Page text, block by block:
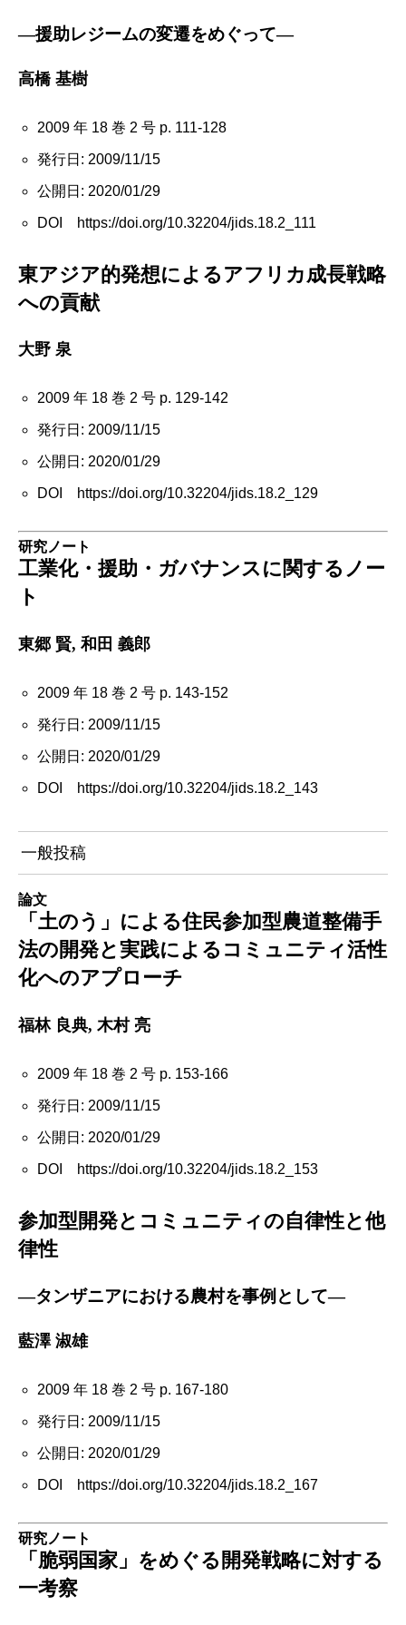
―援助レジームの変遷をめぐって―
高橋 基樹
2009 年 18 巻 2 号 p. 111-128
発行日: 2009/11/15
公開日: 2020/01/29
DOI https://doi.org/10.32204/jids.18.2_111
東アジア的発想によるアフリカ成長戦略
への貢献
大野 泉
2009 年 18 巻 2 号 p. 129-142
発行日: 2009/11/15
公開日: 2020/01/29
DOI https://doi.org/10.32204/jids.18.2_129
研究ノート
工業化・援助・ガバナンスに関するノー
ト
東郷 賢, 和田 義郎
2009 年 18 巻 2 号 p. 143-152
発行日: 2009/11/15
公開日: 2020/01/29
DOI https://doi.org/10.32204/jids.18.2_143
一般投稿
論文
「土のう」による住民参加型農道整備手
法の開発と実践によるコミュニティ活性
化へのアプローチ
福林 良典, 木村 亮
2009 年 18 巻 2 号 p. 153-166
発行日: 2009/11/15
公開日: 2020/01/29
DOI https://doi.org/10.32204/jids.18.2_153
参加型開発とコミュニティの自律性と他
律性
―タンザニアにおける農村を事例として―
藍澤 淑雄
2009 年 18 巻 2 号 p. 167-180
発行日: 2009/11/15
公開日: 2020/01/29
DOI https://doi.org/10.32204/jids.18.2_167
研究ノート
「脆弱国家」をめぐる開発戦略に対する
一考察